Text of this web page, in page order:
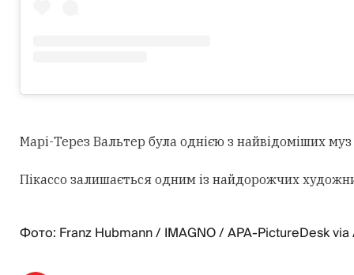
Марі-Терез Вальтер була однією з найвідоміших
Пікассо залишається одним із найдорожчих
Фото: Franz Hubmann / IMAGNO / APA-PictureDesk via